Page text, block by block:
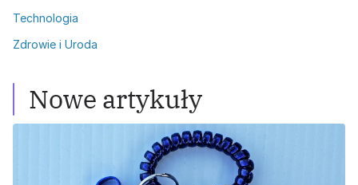
Technologia
Zdrowie i Uroda
Nowe artykuły